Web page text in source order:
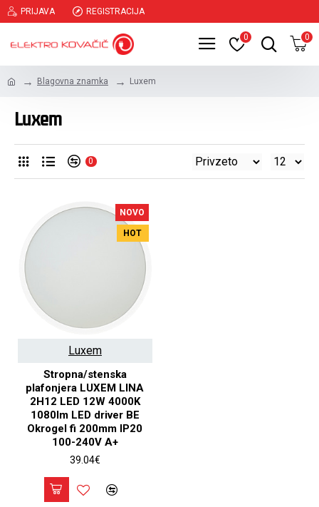
PRIJAVA REGISTRACIJA
0 0
Blagovna znamka Luxem
Luxem
0
NOVO
HOT
Luxem
Stropna/stenska
plafonjera LUXEM LINA
2H12 LED 12W 4000K
1080lm LED driver BE
Okrogel fi 200mm IP20
100-240V A+
39.04€